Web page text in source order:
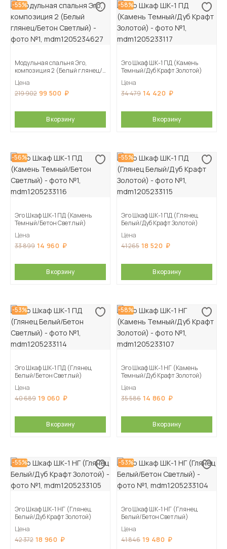
-55%
Модульная спальня Эго,
композиция 2 (Белый глянец/
Цена
219 902 99 500
В корзину
-58%
Эго Шкаф ШК-1 ПД (Камень
Темный/Дуб Крафт Золотой)
Цена
34 479 14 420
В корзину
-56%
Эго Шкаф ШК-1 ПД (Камень
Темный/Бетон Светлый)
Цена
33 899 14 960
В корзину
-55%
Эго Шкаф ШК-1 ПД (Глянец
Белый/Дуб Крафт Золотой)
Цена
41 265 18 520
В корзину
-53%
Эго Шкаф ШК-1 ПД (Глянец
Белый/Бетон Светлый)
Цена
40 689 19 060
В корзину
-58%
Эго Шкаф ШК-1 НГ (Камень
Темный/Дуб Крафт Золотой)
Цена
35 586 14 860
В корзину
-55%
Эго Шкаф ШК-1 НГ (Глянец
Белый/Дуб Крафт Золотой)
Цена
42 372 18 960
-53%
Эго Шкаф ШК-1 НГ (Глянец
Белый/Бетон Светлый)
Цена
41 846 19 480